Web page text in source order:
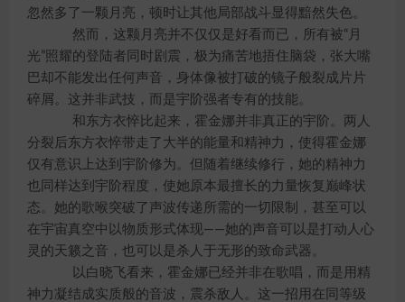
忽然多了一颗月亮，顿时让其他局部战斗显得黯然失色。
然而，这颗月亮并不仅仅是好看而已，所有被“月
光”照耀的登陆者同时剧震，极为痛苦地捂住脑袋，张大嘴
巴却不能发出任何声音，身体像被打破的镜子般裂成片片
碎屑。这并非武技，而是宇阶强者专有的技能。
和东方衣悴比起来，霍金娜并非真正的宇阶。两人
分裂后东方衣悴带走了大半的能量和精神力，使得霍金娜
仅有意识上达到宇阶修为。但随着继续修行，她的精神力
也同样达到宇阶程度，使她原本最擅长的力量恢复巅峰状
态。她的歌喉突破了声波传递所需的一切限制，甚至可以
在宇宙真空中以物质形式体现——她的声音可以是打动人心
灵的天籁之音，也可以是杀人于无形的致命武器。
以白晓飞看来，霍金娜已经并非在歌唱，而是用精
神力凝结成实质般的音波，震杀敌人。这一招用在同等级